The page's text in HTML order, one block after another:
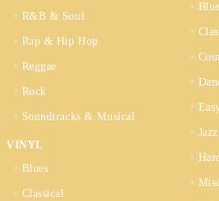
R&B & Soul
Rap & Hip Hop
Reggae
Rock
Soundtracks & Musical
VINYL
Blues
Classical
Jazz